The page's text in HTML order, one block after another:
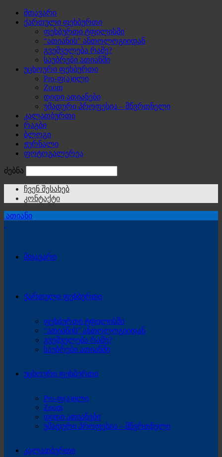
მთავარი
ქართული ფეხბურთი
ფეხბურთი ტფილისში
“ათიანის” ანთოლოგიიდან
გვეშველება რამე?
საუბრები ათიანში
უცხოური ფეხბურთი
Pro-ფ(ა)ილი
Zoom
დიდი ათიანები
უმადური პროფესია – მწვრთნელი
კალათბურთი
რაგბი
ბლოგი
ჟურნალი
ფოტოგალერეა
ძებნა
ჩვენ შესახებ
კონტაქტი
ათიანი
მთავარი
ქართული ფეხბურთი
ფეხბურთი ტფილისში
“ათიანის” ანთოლოგიიდან
გვეშველება რამე?
საუბრები ათიანში
უცხოური ფეხბურთი
Pro-ფ(ა)ილი
Zoom
დიდი ათიანები
უმადური პროფესია – მწვრთნელი
კალათბურთი